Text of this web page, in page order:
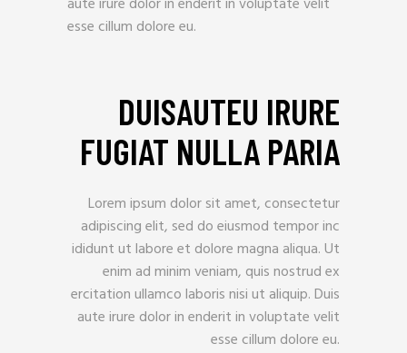
esse cillum dolore eu.
DUISAUTEU IRURE
FUGIAT NULLA PARIA
Lorem ipsum dolor sit amet, consectetur
adipiscing elit, sed do eiusmod tempor inc
ididunt ut labore et dolore magna aliqua. Ut
enim ad minim veniam, quis nostrud ex
ercitation ullamco laboris nisi ut aliquip. Duis
aute irure dolor in enderit in voluptate velit
esse cillum dolore eu.